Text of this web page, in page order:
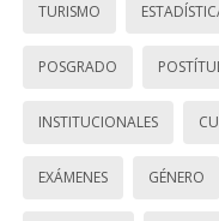
TURISMO
POSGRADO
INSTITUCIONALES
EXÁMENES GÉNERO